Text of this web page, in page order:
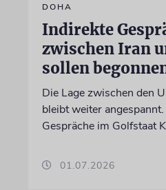
DOHA
Indirekte
zwischen Iran
sollen
Die Lage zwischen den
bleibt weiter
Gespräche im Golfstaat
01.07.2026